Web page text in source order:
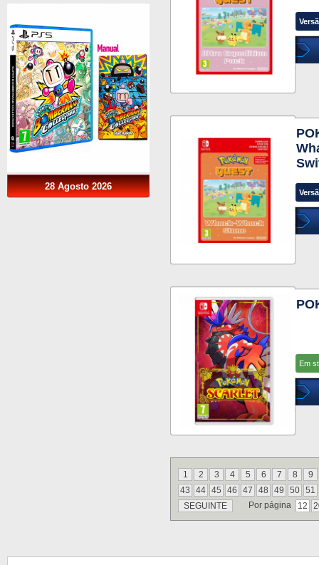
28 Agosto 2026
Em
1 2 3 4 5 6 7 8
9
43
44 45 46 47 48 49 50 51
SEGUINTE
Por página 12